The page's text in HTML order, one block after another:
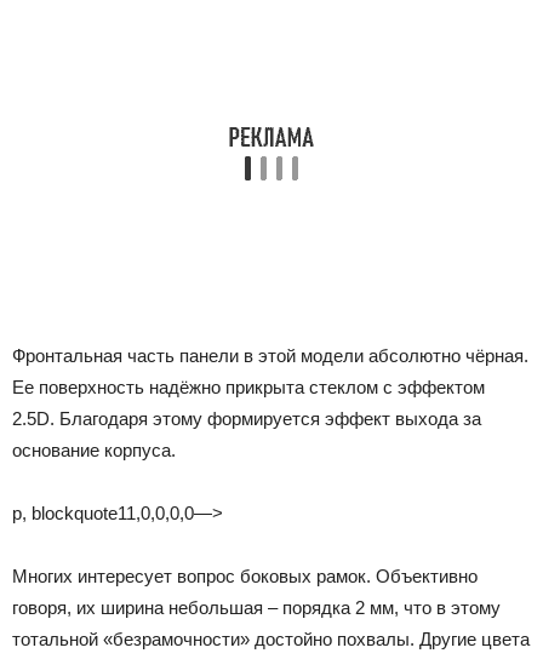
Фронтальная часть панели в этой модели абсолютно чёрная.
Ее поверхность надёжно прикрыта стеклом с эффектом
2.5D. Благодаря этому формируется эффект выхода за
основание корпуса.
p, blockquote11,0,0,0,0—>
Многих интересует вопрос боковых рамок. Объективно
говоря, их ширина небольшая – порядка 2 мм, что в этому
тотальной «безрамочности» достойно похвалы. Другие цвета